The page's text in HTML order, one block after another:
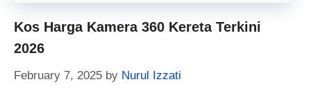
Kos Harga Kamera 360 Kereta Terkini
2026
February 7, 2025 by Nurul Izzati